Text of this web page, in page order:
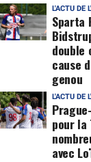
L'ACTU DE
Sparta
double
cause
genou
L'ACTU DE
pour la
avec